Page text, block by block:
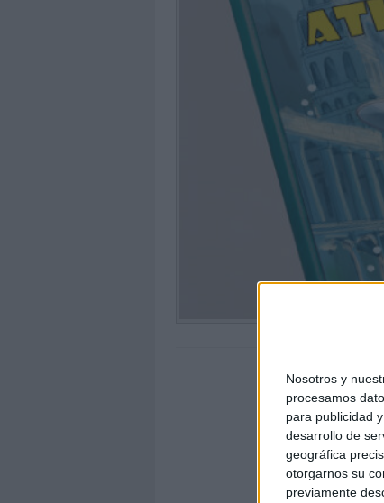
Nosotros y
procesamos
para publicidad
desarrollo de
geográfica
otorgarnos su
previamente